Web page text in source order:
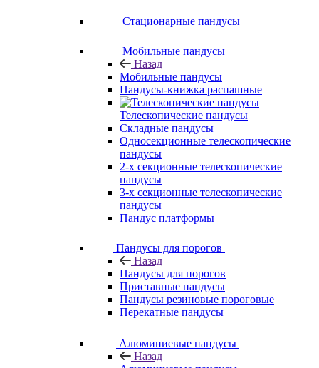
Стационарные пандусы
Мобильные пандусы
Назад
Мобильные пандусы
Пандусы-книжка распашные
Телескопические пандусы
Складные пандусы
Односекционные телескопические
пандусы
2-х секционные телескопические
пандусы
3-х секционные телескопические
пандусы
Пандус платформы
Пандусы для порогов
Назад
Пандусы для порогов
Приставные пандусы
Пандусы резиновые пороговые
Перекатные пандусы
Алюминиевые пандусы
Назад